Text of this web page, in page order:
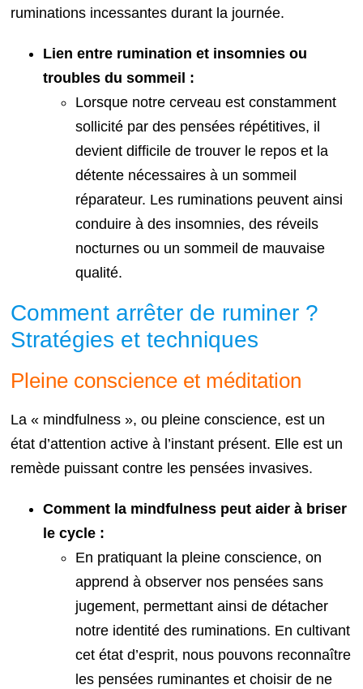
ruminations incessantes durant la journée.
Lien entre rumination et insomnies ou
troubles du sommeil :
Lorsque notre cerveau est constamment
sollicité par des pensées répétitives, il
devient difficile de trouver le repos et la
détente nécessaires à un sommeil
réparateur. Les ruminations peuvent ainsi
conduire à des insomnies, des réveils
nocturnes ou un sommeil de mauvaise
qualité.
Comment arrêter de ruminer ?
Stratégies et techniques
Pleine conscience et méditation
La « mindfulness », ou pleine conscience, est un
état d’attention active à l’instant présent. Elle est un
remède puissant contre les pensées invasives.
Comment la mindfulness peut aider à briser
le cycle :
En pratiquant la pleine conscience, on
apprend à observer nos pensées sans
jugement, permettant ainsi de détacher
notre identité des ruminations. En cultivant
cet état d’esprit, nous pouvons reconnaître
les pensées ruminantes et choisir de ne